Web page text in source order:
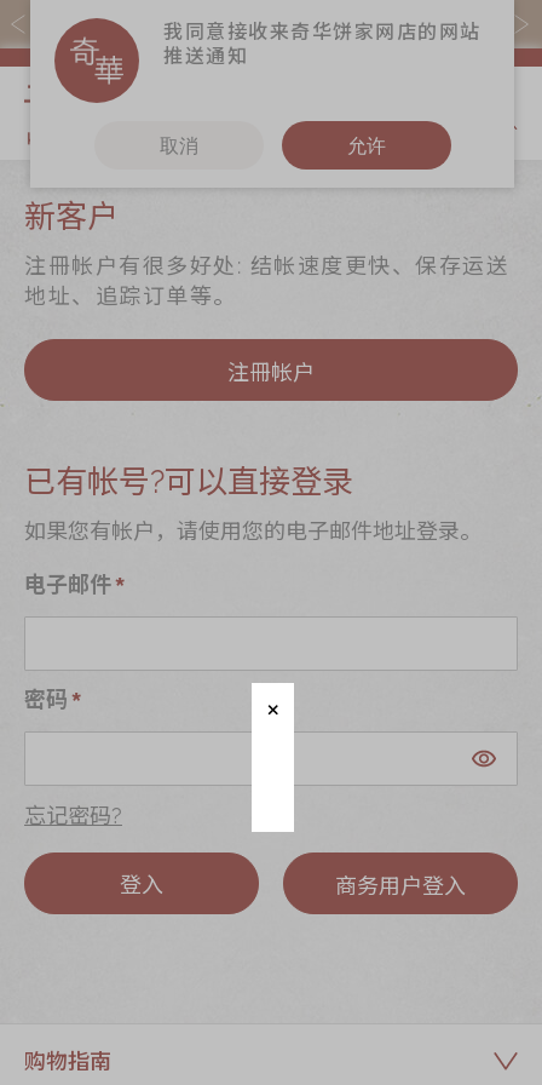
易赏钱会员凭推广码购买现货产品可赚易赏钱($5=1分)
关于奇华
奇华传奇
最新推广
商务销售
奇华网志
奇华饼食
贺年食品
手信礼品
时令食品
FRIENDS礼盒
所有产品
产品价目表
更多
奇华工作坊
EN 繁體
已有帐号?可以直接登录
如果您有帐户，请使用您的电子邮件地址登录。
电子邮件
密码
登入 商务用户登入
忘记密码?
新客户
注冊帐户有很多好处: 结帐速度更快、保存运送
地址、追踪订单等。
注冊帐户
购物指南
我同意接收来奇华饼家网店的网站
推送通知
取消 允许